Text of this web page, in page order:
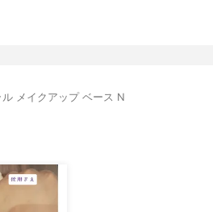
メイクアップ ベース N